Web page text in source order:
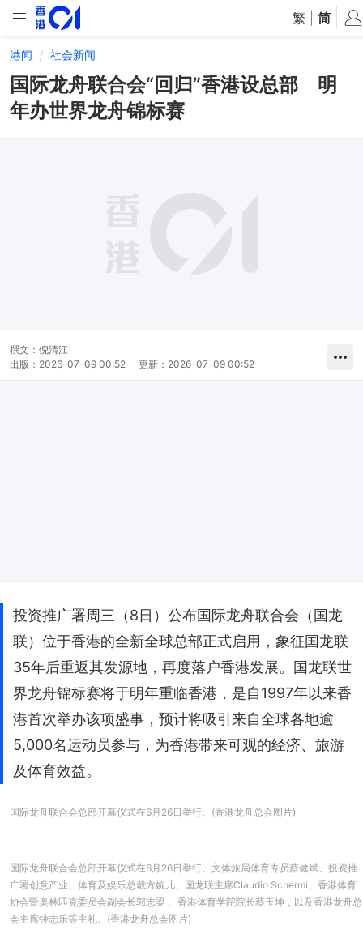
繁 简
港闻 社会新闻
国际龙舟联合会“回归”香港设总部 明
年办世界龙舟锦标赛
撰文： 倪清江
出版： 2026-07-09 00:52 更新： 2026-07-09 00:52
投资推广署周三（8日）公布国际龙舟联合会（国龙
联）位于香港的全新全球总部正式启用，象征国龙联
35年后重返其发源地，再度落户香港发展。国龙联世
界龙舟锦标赛将于明年重临香港，是自1997年以来香
港首次举办该项盛事，预计将吸引来自全球各地逾
5,000名运动员参与，为香港带来可观的经济、旅游
及体育效益。
国际龙舟联合会总部开幕仪式在6月26日举行。(香港龙舟总会图片)
国际龙舟联合会总部开幕仪式在6月26日举行。文体旅局体育专员蔡健斌、投资推
广署创意产业、体育及娱乐总裁方婉儿、国龙联主席Claudio Schermi、香港体育
协会暨奥林匹克委员会副会长郭志梁 、香港体育学院院长蔡玉坤，以及香港龙舟总
会主席钟志乐等主礼。(香港龙舟总会图片)